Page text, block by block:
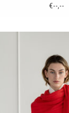
€--,--